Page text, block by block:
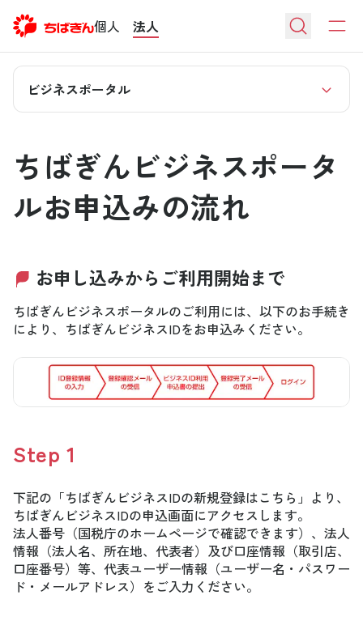
個人 法人
ビジネスポータル
ちばぎんビジネスポータ
ルお申込みの流れ
お申し込みからご利用開始まで
ちばぎんビジネスポータルのご利用には、以下のお手続き
により、ちばぎんビジネスIDをお申込みください。
Step 1
下記の「ちばぎんビジネスIDの新規登録はこちら」より、
ちばぎんビジネスIDの申込画面にアクセスします。
法人番号（国税庁のホームページで確認できます）、法人
情報（法人名、所在地、代表者）及び口座情報（取引店、
口座番号）等、代表ユーザー情報（ユーザー名・パスワー
ド・メールアドレス）をご入力ください。